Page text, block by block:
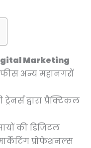
Marketing
अन्य महानगरों
द्वारा प्रैक्टिकल
की डिजिटल
प्रोफेशनल्स